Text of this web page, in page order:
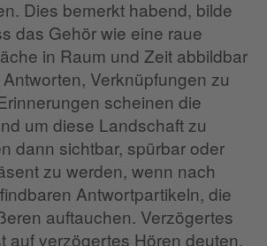
Dies bemerkt habend, bilde
das Gehör wie eine raue
in Raum und Zeit abbildbar
Verknüpfungen zu
scheinen die
um diese Landschaft zu
dann sichtbar, spürbar oder
zu werden, wenn nach
Antwortpartikeln, die
auftauchen. Verzögertes
auf verzögertes Hören deuten.